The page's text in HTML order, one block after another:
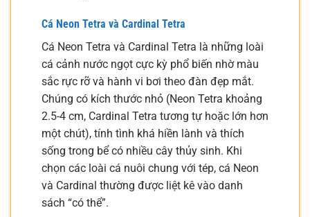
Cá Neon Tetra và Cardinal Tetra
Cá Neon Tetra và Cardinal Tetra là những loài
cá cảnh nước ngọt cực kỳ phổ biến nhờ màu
sắc rực rỡ và hành vi bơi theo đàn đẹp mắt.
Chúng có kích thước nhỏ (Neon Tetra khoảng
2.5-4 cm, Cardinal Tetra tương tự hoặc lớn hơn
một chút), tính tình khá hiền lành và thích
sống trong bể có nhiều cây thủy sinh. Khi
chọn các loài cá nuôi chung với tép, cá Neon
và Cardinal thường được liệt kê vào danh
sách “có thể”.